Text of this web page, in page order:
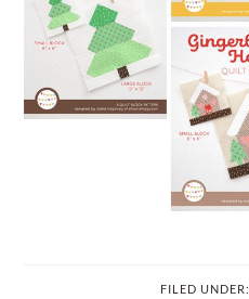
FILED UNDER: